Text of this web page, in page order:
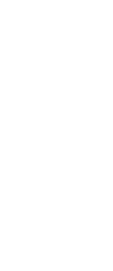
抽考和竞赛正式开考
办注销分公司谋划2007年工
农贸市场视察工作
领直属局组织企业赴万州开
工商所12315分类监管平台
动
设
检效率
伍素质
查工作先进单位和先进集体
进红老区新农村建设
计划生育管理工作
全放心工程
查指导工作